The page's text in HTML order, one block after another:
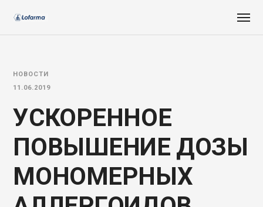
НОВОСТИ
11.06.2019
УСКОРЕННОЕ
ПОВЫШЕНИЕ ДОЗЫ
МОНОМЕРНЫХ